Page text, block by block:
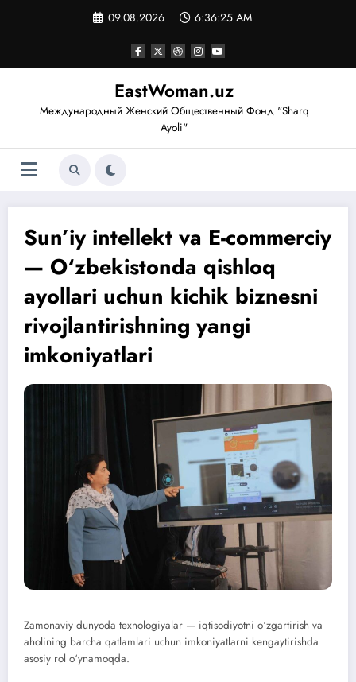
09.08.2026 6:36:25 AM
EastWoman.uz
Международный Женский Общественный Фонд "Sharq
Ayoli"
Sun’iy intellekt va E-commerciy
— O‘zbekistonda qishloq
ayollari uchun kichik biznesni
rivojlantirishning yangi
imkoniyatlari
Zamonaviy dunyoda texnologiyalar — iqtisodiyotni o‘zgartirish va
aholining barcha qatlamlari uchun imkoniyatlarni kengaytirishda
asosiy rol o‘ynamoqda.